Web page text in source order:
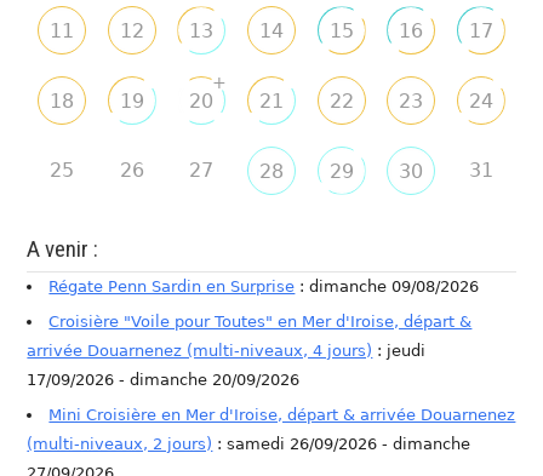
11 12 13 14 15 16 17
18 19 20
+
21 22 23 24
25 26 27 28 29 30 31
A venir :
Régate Penn Sardin en Surprise : dimanche 09/08/2026
Croisière "Voile pour Toutes" en Mer d'Iroise, départ &
arrivée Douarnenez (multi-niveaux, 4 jours) : jeudi
17/09/2026 - dimanche 20/09/2026
Mini Croisière en Mer d'Iroise, départ & arrivée Douarnenez
(multi-niveaux, 2 jours) : samedi 26/09/2026 - dimanche